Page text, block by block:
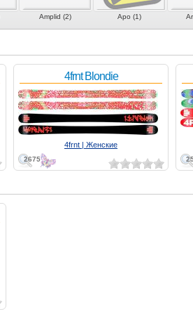
Amplid (2) Apo (1)
2675
4frnt Blondie
4frnt | Женские